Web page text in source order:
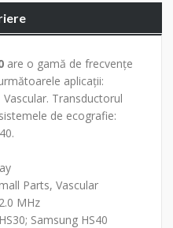
are o gamă de frecvențe
aplicații:
Transductorul
de ecografie:
Parts, Vascular
MHz
Samsung HS40